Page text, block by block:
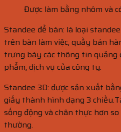
Được làm bằng nhôm và
Standee để bàn: là loại
trên bàn làm việc, quầy bán
trưng bày các thông tin quảng
phẩm, dịch vụ của công ty.
Standee 3D: được sản xuất
giấy thành hình dạng 3
sống động và chân thực hơn
thường.